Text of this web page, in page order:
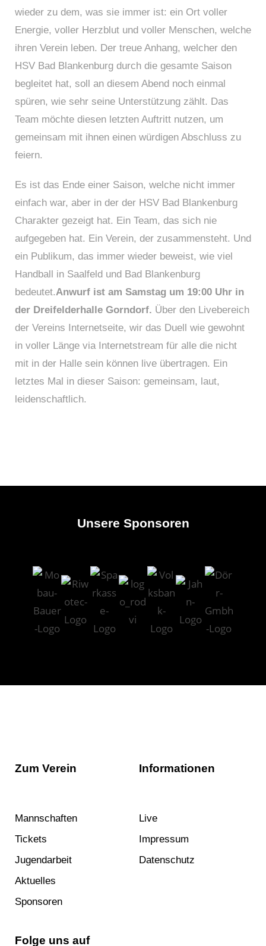
wieder zu dem, was sie immer ist: ein Ort voller
Energie, voller Herzblut und voller Menschen, welche
ihren Verein leben. Der treue Anhang, welcher den
HSV Bad Blankenburg durch die gesamte Saison
begleitet hat, soll an diesem Abend noch einmal
spüren, wie sehr seine Unterstützung zählt. Das
Team möchte diesen letzten Auftritt nutzen, um
gemeinsam mit ihnen einen würdigen Abschluss zu
feiern.
Es ist das Ende einer Saison, welche nicht immer
einfach war, aber in der der HSV Bad Blankenburg
Charakter gezeigt hat. Ein Team, das sich nie
aufgegeben hat. Ein Verein, der zusammensteht. Und
ein Publikum, das immer wieder beweist, wie viel
Handball in Saalfeld und Bad Blankenburg
bedeutet.Anwurf ist am Samstag um 19:00 Uhr in
der Dreifelderhalle Gorndorf. Über den Livebereich
der Vereins Internetseite, wir das Duell wie gewohnt
in voller Länge via Internetstream für alle die nicht
mit in der Halle sein können live übertragen. Ein
letztes Mal in dieser Saison: gemeinsam, laut,
leidenschaftlich.
Unsere Sponsoren
Zum Verein
Mannschaften
Tickets
Jugendarbeit
Aktuelles
Sponsoren
Informationen
Live
Impressum
Datenschutz
Folge uns auf